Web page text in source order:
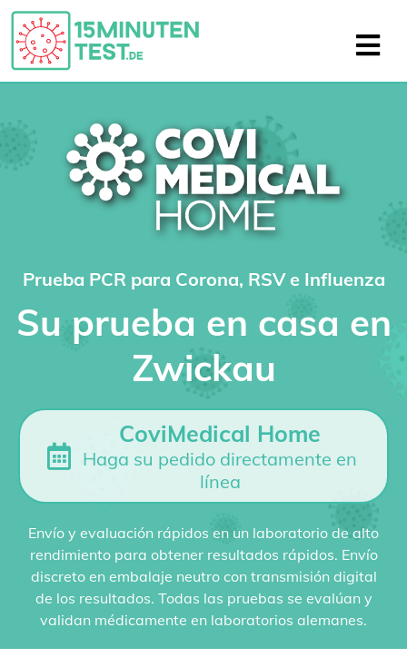
Prueba PCR para Corona, RSV e Influenza
Su prueba en casa en
Zwickau
CoviMedical Home
Haga su pedido directamente en
línea
Envío y evaluación rápidos en un laboratorio de alto
rendimiento para obtener resultados rápidos. Envío
discreto en embalaje neutro con transmisión digital
de los resultados. Todas las pruebas se evalúan y
validan médicamente en laboratorios alemanes.